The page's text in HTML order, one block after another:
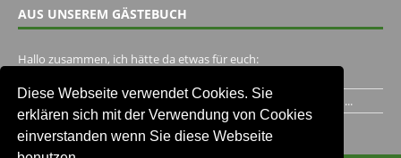
Diese Webseite verwendet Cookies. Sie
erklären sich mit der Verwendung von Cookies
einverstanden wenn Sie diese Webseite
AUS UNSEREM GÄSTEBUCH
Hallo zusammen, ich hätte da etwas für euch:
Ich habe ein Jahr im Gasthaus Hugo Pape verbracht..Habe ihn...
Unser Gästebuch besuchen